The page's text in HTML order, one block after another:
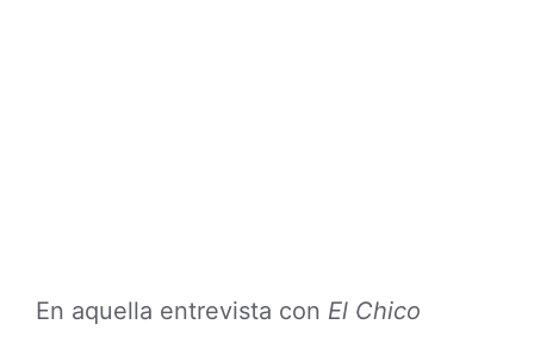
En aquella entrevista con El Chico